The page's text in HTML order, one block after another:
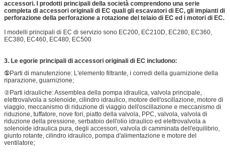
accessori. I prodotti principali della società comprendono una serie
completa di accessori originali di EC quali gli escavatori di EC, gli impianti di
perforazione della perforazione a rotazione del telaio di EC ed i motori di EC.
I modelli principali di EC di servizio sono EC200, EC210D, EC280, EC360,
EC380, EC460, EC480, EC500
3. Le egorie principali di accessori originali di EC includono:
①Parti di manutenzione: L'elemento filtrante, i corredi della guarnizione della
riparazione, guarnizione;
②Parti idrauliche: Assemblea della pompa idraulica, valvola principale,
elettrovalvola a solenoide, cilindro idraulico, motore dell'oscillazione, motore di
viaggio, meccanismo di riduzione di viaggio dell'oscillazione e meccanismo di
riduzione, tuffatore, nove fori, piatto della valvola, PPC, valvola, valvola di
riduzione della pressione, serbatoio dell'olio idraulico ed elettrovalvola a
solenoide idraulica pura, degli accessori, valvola di camminata dell'equilibrio,
giunto rotante, cilindro idraulico, pompa d'alimentazione e motore del
ventilatore;